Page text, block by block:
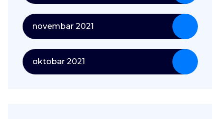
novembar 2021
oktobar 2021